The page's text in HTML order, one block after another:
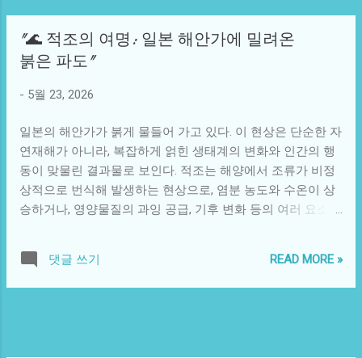
좀 더 효율적으로 환자를 돌볼 수 있게 해주었으며, 환자가 겪
는 신체적, 정서적 고통에 더욱 깊이 공감할 수 있는 기회를
호사들은 환자의 디테일한 정보를 실시간으로 확인할 수 있
으로 볼 때, 간호사라는 직업은 많은 나라에서 여전히 고귀하
고 존경받는 직업으로 인식되고 있다. 그러나, 사회적 압박이
나 열악한 근무 환경, 스타트업 정신의 부재 등으로 인하여 많
은 간호사들이 극심한 스트레스를 겪고 있다. 일부는 이 문제
를 해결하기 위해 서로의 경험을 나누고, 스스로를 격려하며,
반인 간호사들은 이런 상황에서도 희망의 불꽃을 유지하려고
"🌊 적조의 여명: 일본 해안가에 밀려온
붉은 파도"
- 5월 23, 2026
일본의 해안가가 붉게 물들어 가고 있다. 이 현상은 단순한 자
연재해가 아니라, 복잡하게 얽힌 생태계의 변화와 인간의 행
동이 맞물린 결과물로 보인다. 적조는 해양에서 조류가 비정
상적으로 번식해 발생하는 현상으로, 염분 농도와 수온이 상
승하거나, 영양물질의 과잉 공급, 기후 변화 등의 여러 요소가
게 감지되고 있으며, 그로 인해 바다 생태계와 지역사회 전반
에 걸친 편차가 나타나고 있다. 적조는 바다를 오염시키고 생
물 다양성을 위협하며, 어업 경제에도 중대한 영향을 미치는
댓글 쓰기 READ MORE »